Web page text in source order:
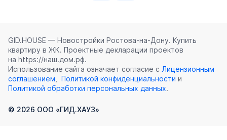
GID.HOUSE — Новостройки Ростова‑на‑Дону. Купить
квартиру в ЖК. Проектные декларации проектов
на https://наш.дом.рф.
Использование сайта означает согласие с Лицензионным
соглашением
Политикой конфиденциальности и
Политикой обработки персональных данных.
© 2026 ООО «ГИД.ХАУЗ»